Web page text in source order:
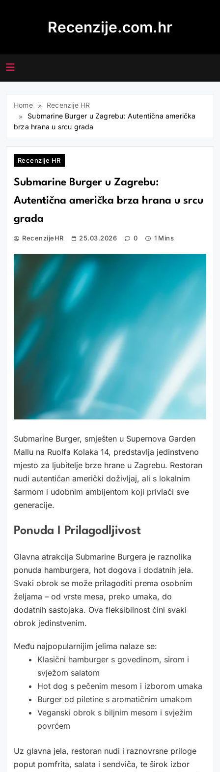
Recenzije.com.hr
Home
Recenzije HR
Submarine Burger u Zagrebu: Autentična američka
brza hrana u srcu grada
Recenzije HR
Submarine Burger u Zagrebu:
Autentična američka brza hrana u srcu
grada
RecenzijeHR 25.03.2026 0 1 Mins
Submarine Burger, smješten u Supernova Garden
Mallu na Ruolfa Kolaka 14, predstavlja jedinstveno
mjesto za ljubitelje brze hrane u Zagrebu. Restoran
nudi autentičan američki doživljaj, ali s lokalnim
šarmom i udobnim ambijentom koji privlači sve
generacije.
Ponuda I Prilagodljivost
Glavna atrakcija Submarine Burgera je raznolika
ponuda hamburgera, hot dogova i dodatnih jela.
Svaki obrok se može prilagoditi prema osobnim
željama – od vrste mesa, preko umaka, do
dodatnih sastojaka. Ova fleksibilnost čini svaki
obrok jedinstvenim.
Među najpopularnijim jelima nalaze se:
Klasični hamburger s govedinom, sirom i
svježom salatom
Hot dog s pečenim mesom i izborom umaka
Burger od piletine s aromatičnim umakom
Veganski obrok s biljnim mesom i svježim
povrćem
Uz glavna jela, restoran nudi i raznovrsne priloge
poput pomfrita, salata i sendviča, te širok izbor